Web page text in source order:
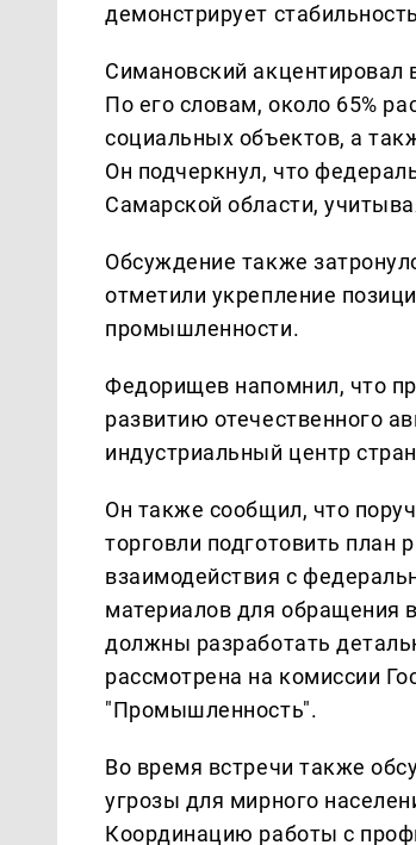
демонстрирует
Симановский акцентировал
По его словам, около 65%
социальных объектов, а
Он подчеркнул, что
Самарской области,
Обсуждение также
отметили укрепление
промышленности.
Федорищев напомнил, что
развитию отечественного
индустриальный центр
Он также сообщил, что
торговли подготовить план
взаимодействия с
материалов для обращения
должны разработать
рассмотрена на комиссии
"Промышленность".
Во время встречи также
угрозы для мирного
Координацию работы с